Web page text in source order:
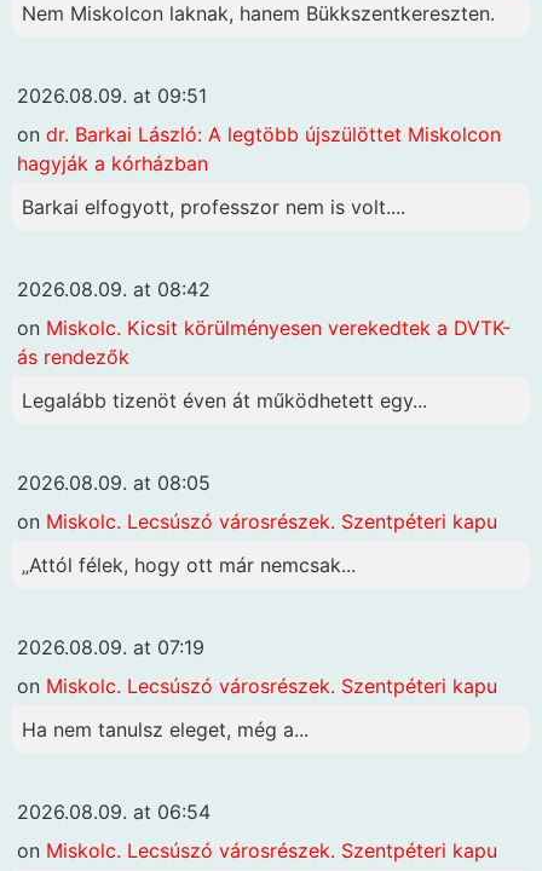
Nem Miskolcon laknak, hanem Bükkszentkereszten.
2026.08.09. at 09:51
on dr. Barkai László: A legtöbb újszülöttet Miskolcon
hagyják a kórházban
Barkai elfogyott, professzor nem is volt....
2026.08.09. at 08:42
on Miskolc. Kicsit körülményesen verekedtek a DVTK-
ás rendezők
Legalább tizenöt éven át működhetett egy...
2026.08.09. at 08:05
on Miskolc. Lecsúszó városrészek. Szentpéteri kapu
„Attól félek, hogy ott már nemcsak...
2026.08.09. at 07:19
on Miskolc. Lecsúszó városrészek. Szentpéteri kapu
Ha nem tanulsz eleget, még a...
2026.08.09. at 06:54
on Miskolc. Lecsúszó városrészek. Szentpéteri kapu